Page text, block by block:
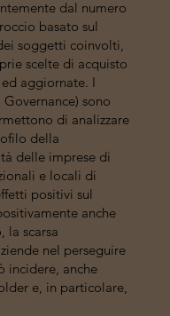
dal numero
basato sul
soggetti coinvolti,
scelte di acquisto
aggiornate. I
sono
di analizzare
della
delle imprese di
e locali di
positivi sul
anche
la scarsa
nel perseguire
incidere, anche
e, in particolare,